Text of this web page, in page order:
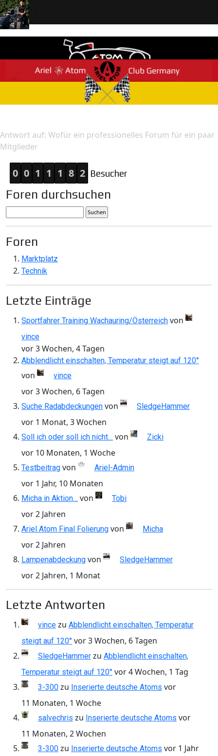
Antwort auf: Wofür ein professionelles Forum für ein paar
Mitglieder
0 0 1 1 1 8 2 Besucher
Foren durchsuchen
Foren
Marktplatz
Technik
Letzte Einträge
Sportfahrer Training Wachauring/Österreich von
vince
vor 3 Wochen, 4 Tagen
Abblendlicht einschalten, Temperatur steigt auf 120°
von vince
vor 3 Wochen, 6 Tagen
Suche Radabdeckungen von SledgeHammer
vor 1 Monat, 3 Wochen
Soll ich oder soll ich nicht… von Zicki
vor 10 Monaten, 1 Woche
Testbeitrag von Ariel-Admin
vor 1 Jahr, 10 Monaten
Micha in Aktion… von Tobi
vor 2 Jahren
Ariel Atom Final Folierung von Micha
vor 2 Jahren
Lampenabdeckung von SledgeHammer
vor 2 Jahren, 1 Monat
Letzte Antworten
vince zu Abblendlicht einschalten, Temperatur
steigt auf 120° vor 3 Wochen, 6 Tagen
SledgeHammer zu Abblendlicht einschalten,
Temperatur steigt auf 120° vor 4 Wochen, 1 Tag
3-300 zu Inserierte deutsche Atoms vor
11 Monaten, 1 Woche
salvechris zu Inserierte deutsche Atoms vor
11 Monaten, 2 Wochen
3-300 zu Inserierte deutsche Atoms vor 1 Jahr